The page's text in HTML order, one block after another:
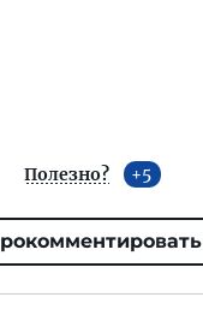
Полезно? 5